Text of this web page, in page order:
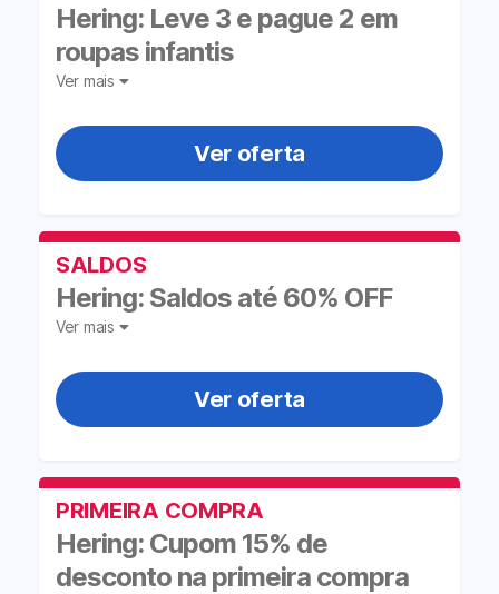
Hering: Leve 3 e pague 2 em
roupas infantis
Ver mais
Ver oferta
SALDOS
Hering: Saldos até 60% OFF
Ver mais
Ver oferta
PRIMEIRA COMPRA
Hering: Cupom 15% de
desconto na primeira compra